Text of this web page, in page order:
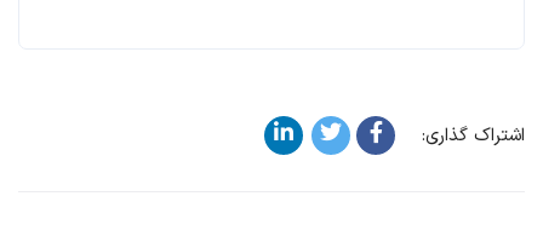
اشتراک گذاری: